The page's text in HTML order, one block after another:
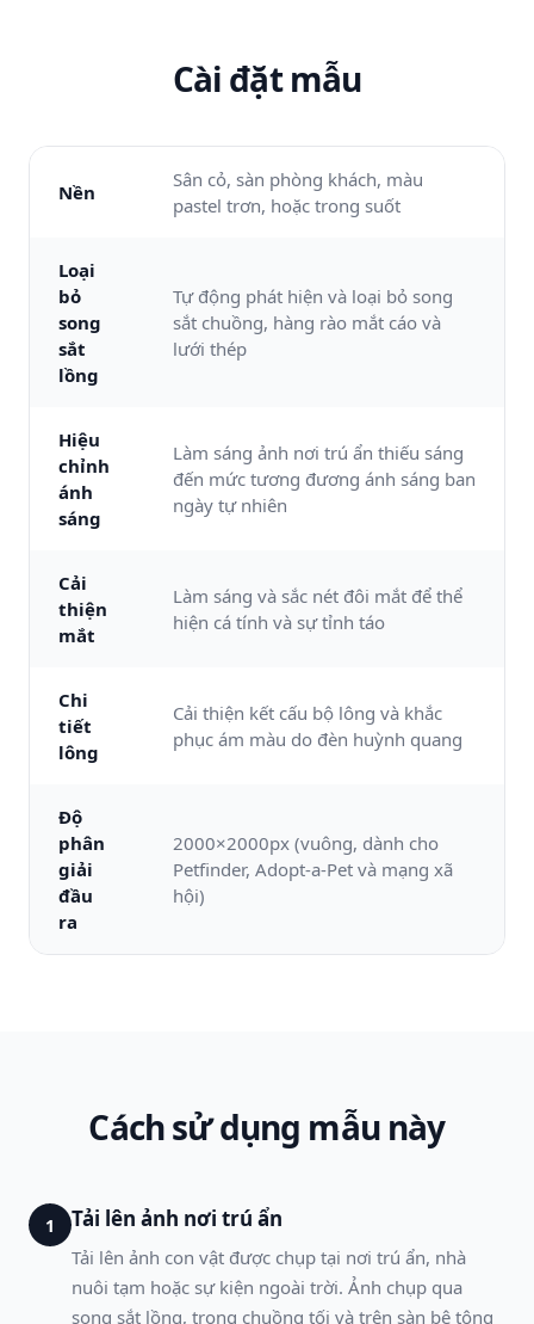
Cài đặt mẫu
Nền
Sân cỏ, sàn phòng khách, màu
pastel trơn, hoặc trong suốt
Loại
bỏ
song
sắt
lồng
Tự động phát hiện và loại bỏ song
sắt chuồng, hàng rào mắt cáo và
lưới thép
Hiệu
chỉnh
ánh
sáng
Làm sáng ảnh nơi trú ẩn thiếu sáng
đến mức tương đương ánh sáng ban
ngày tự nhiên
Cải
thiện
mắt
Làm sáng và sắc nét đôi mắt để thể
hiện cá tính và sự tỉnh táo
Chi
tiết
lông
Cải thiện kết cấu bộ lông và khắc
phục ám màu do đèn huỳnh quang
Độ
phân
giải
đầu
ra
2000×2000px (vuông, dành cho
Petfinder, Adopt-a-Pet và mạng xã
hội)
Cách sử dụng mẫu này
1 Tải lên ảnh nơi trú ẩn
Tải lên ảnh con vật được chụp tại nơi trú ẩn, nhà
nuôi tạm hoặc sự kiện ngoài trời. Ảnh chụp qua
song sắt lồng, trong chuồng tối và trên sàn bê tông